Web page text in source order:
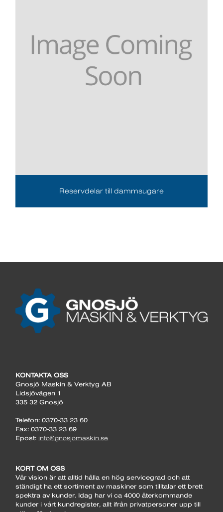
Reservdelar till dammsugare
KONTAKTA OSS
Gnosjö Maskin & Verktyg AB
Lidsjövägen 1
335 32 Gnosjö
Telefon: 0370-33 23 60
Fax: 0370-33 23 69
Epost: info@gnosjomaskin.se
KORT OM OSS
Vår vision är att alltid hålla en hög servicegrad och att
ständigt ha ett sortiment av maskiner som tilltalar ett brett
spektra av kunder. Idag har vi ca 4000 återkommande
kunder i vårt kundregister, allt ifrån privatpersoner upp till